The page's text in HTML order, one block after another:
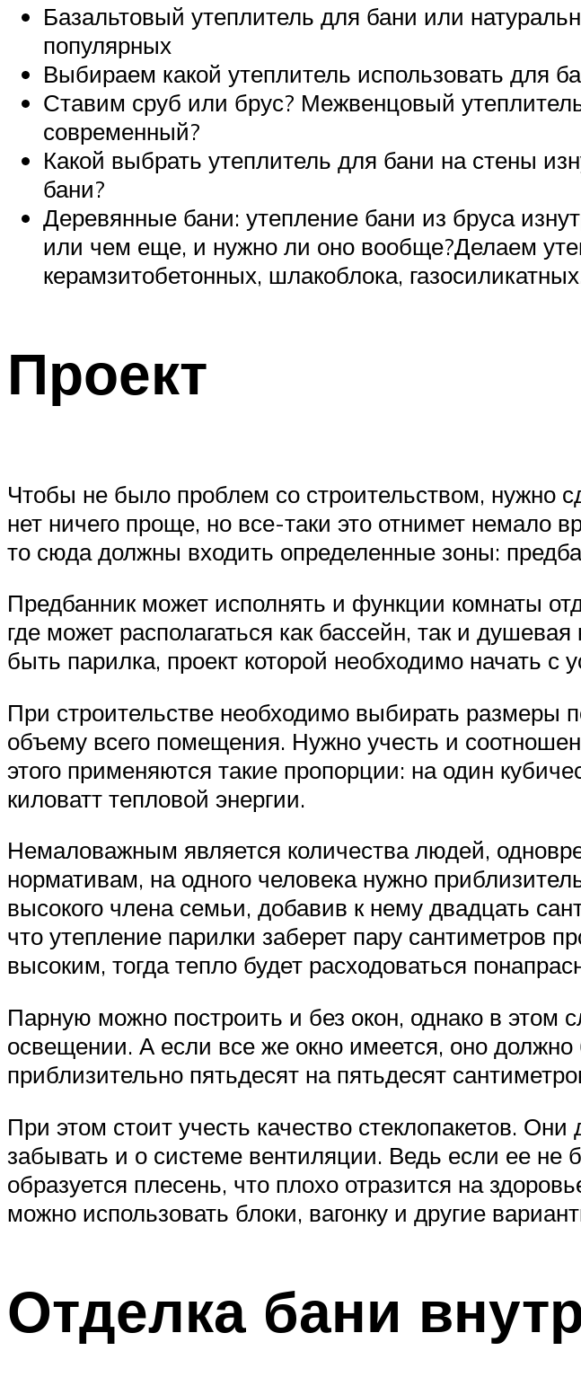
Базальтовый утеплитель для бани или
популярных
Выбираем какой утеплитель использовать для
Ставим сруб или брус? Межвенцовый
современный?
Какой выбрать утеплитель для бани на стены
бани?
Деревянные бани: утепление бани из бруса
или чем еще, и нужно ли оно вообще?Делаем
керамзитобетонных, шлакоблока,
Проект
Чтобы не было проблем со строительством, нужно
нет ничего проще, но все-таки это отнимет немало
то сюда должны входить определенные зоны:
Предбанник может исполнять и функции комнаты
где может располагаться как бассейн, так и
быть парилка, проект которой необходимо начать
При строительстве необходимо выбирать размеры
объему всего помещения. Нужно учесть и
этого применяются такие пропорции: на один
киловатт тепловой энергии.
Немаловажным является количества людей,
нормативам, на одного человека нужно
высокого члена семьи, добавив к нему двадцать
что утепление парилки заберет пару сантиметров
высоким, тогда тепло будет расходоваться
Парную можно построить и без окон, однако в этом
освещении. А если все же окно имеется, оно
приблизительно пятьдесят на пятьдесят
При этом стоит учесть качество стеклопакетов.
забывать и о системе вентиляции. Ведь если ее не
образуется плесень, что плохо отразится на
можно использовать блоки, вагонку и другие
Отделка бани